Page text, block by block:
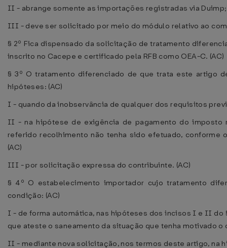
II - abrange somente as importações registradas via Duimp;
III - deve ser solicitado por meio do módulo relativo ao
§ 2º Fica dispensado da solicitação de tratamento
inscrito no Cacepe e certificado pela RFB como OEA-C. (AC)
§ 3º O tratamento diferenciado de que trata este artigo
hipóteses: (AC)
I - quando da inobservância de qualquer dos requisitos
II - na hipótese de exigência de pagamento do imposto
referido recolhimento não tenha sido efetuado,
(AC)
III - por solicitação expressa do contribuinte. (AC)
§ 4º O estabelecimento importador cujo tratamento
condição: (AC)
I - de forma automática, nas hipóteses dos incisos I e II
que ateste o saneamento da situação que tenha motivado o
II - mediante nova solicitação, nos termos deste artigo, na